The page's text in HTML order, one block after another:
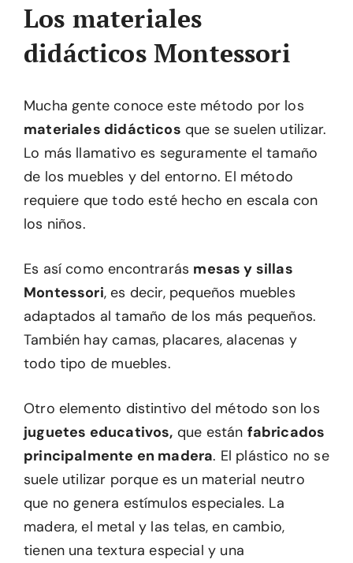
Los materiales
didácticos Montessori
Mucha gente conoce este método por los
materiales didácticos que se suelen utilizar.
Lo más llamativo es seguramente el tamaño
de los muebles y del entorno. El método
requiere que todo esté hecho en escala con
los niños.
Es así como encontrarás mesas y sillas
Montessori, es decir, pequeños muebles
adaptados al tamaño de los más pequeños.
También hay camas, placares, alacenas y
todo tipo de muebles.
Otro elemento distintivo del método son los
juguetes educativos, que están fabricados
principalmente en madera. El plástico no se
suele utilizar porque es un material neutro
que no genera estímulos especiales. La
madera, el metal y las telas, en cambio,
tienen una textura especial y una